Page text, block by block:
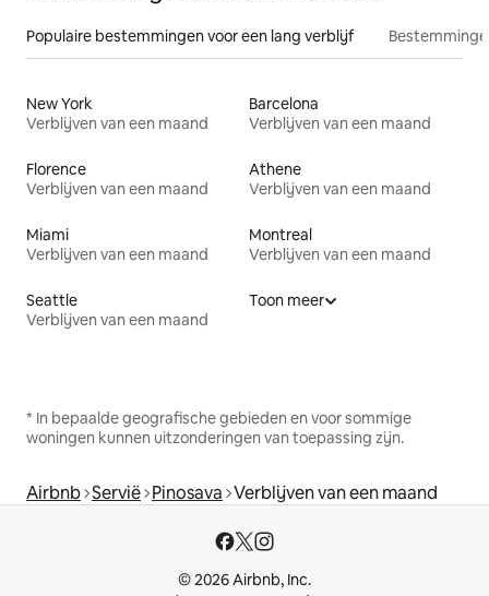
Populaire bestemmingen voor een lang verblijf
New York
Verblijven van een maand
Barcelona
Verblijven van een maand
Florence
Verblijven van een maand
Athene
Verblijven van een maand
Miami
Verblijven van een maand
Montreal
Verblijven van een maand
Seattle
Verblijven van een maand
Toon meer
* In bepaalde geografische gebieden en voor sommige
woningen kunnen uitzonderingen van toepassing zijn.
Airbnb Servië Pinosava Verblijven van een maand
© 2026 Airbnb, Inc.